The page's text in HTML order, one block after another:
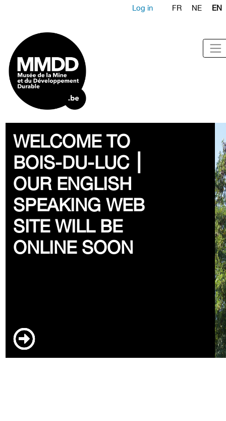
Log in FR NE EN
WELCOME TO
BOIS-DU-LUC ⎮
OUR ENGLISH
SPEAKING WEB
SITE WILL BE
ONLINE SOON